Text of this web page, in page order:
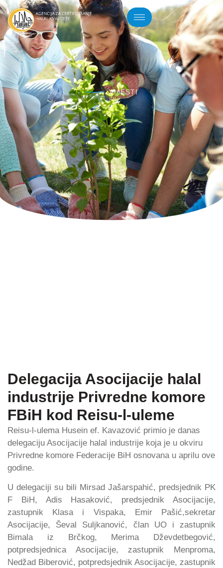
VIJESTI
Delegacija Asocijacije halal
industrije Privredne komore
FBiH kod Reisu-l-uleme
Reisu-l-ulema Husein ef. Kavazović primio je danas
delegaciju Asocijacije halal industrije koja je u okviru
Privredne komore Federacije BiH osnovana u aprilu ove
godine.
U delegaciji su bili Mirsad Jašarspahić, predsjednik PK
F BiH, Adis Hasaković, predsjednik Asocijacije,
zastupnik Klasa i Vispaka, Emir Pašić,sekretar
Asocijacije, Ševal Suljkanović, član UO i zastupnik
Bimala iz Brčkog, Merima Dževdetbegović,
potpredsjednica Asocijacije, zastupnik Menproma,
Nedžad Biberović, potpredsjednik Asocijacije, zastupnik